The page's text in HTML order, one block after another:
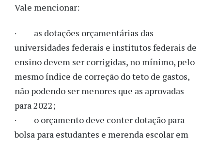
Vale mencionar:
· as dotações orçamentárias das
universidades federais e institutos federais de
ensino devem ser corrigidas, no mínimo, pelo
mesmo índice de correção do teto de gastos,
não podendo ser menores que as aprovadas
para 2022;
· o orçamento deve conter dotação para
bolsa para estudantes e merenda escolar em